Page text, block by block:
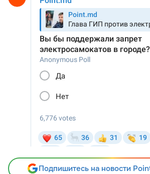
Подпишитесь на новости